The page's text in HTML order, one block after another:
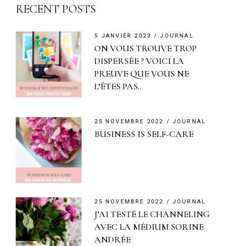
RECENT POSTS
5 JANVIER 2023 JOURNAL
ON VOUS TROUVE TROP
DISPERSÉE ? VOICI LA
PREUVE QUE VOUS NE
L’ÊTES PAS..
25 NOVEMBRE 2022 JOURNAL
BUSINESS IS SELF-CARE
25 NOVEMBRE 2022 JOURNAL
J’AI TESTÉ LE CHANNELING
AVEC LA MÉDIUM SORINE
ANDRÉE